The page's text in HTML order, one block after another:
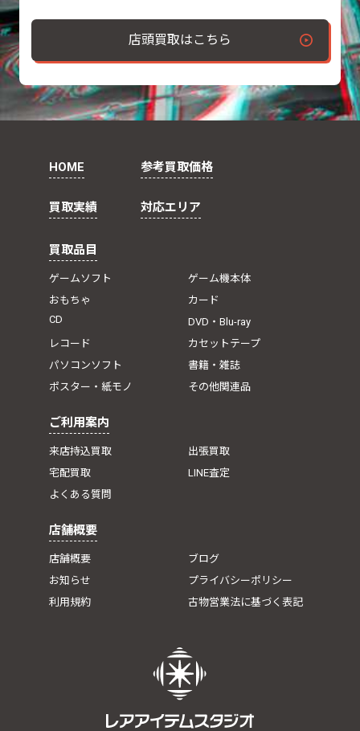
店頭買取はこちら
HOME 参考買取価格
買取実績 対応エリア
買取品目
ゲームソフト
ゲーム機本体
おもちゃ
カード
CD
DVD・Blu-ray
レコード
カセットテープ
パソコンソフト
書籍・雑誌
ポスター・紙モノ
その他関連品
ご利用案内
来店持込買取
出張買取
宅配買取
LINE査定
よくある質問
店舗概要
店舗概要
ブログ
お知らせ
プライバシーポリシー
利用規約
古物営業法に基づく表記